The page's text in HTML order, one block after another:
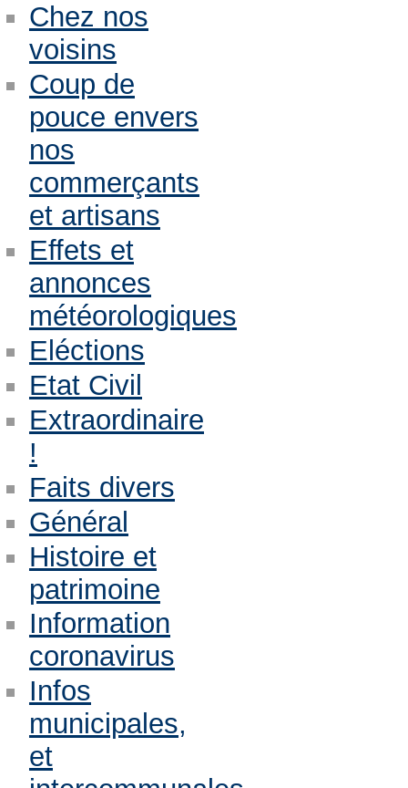
Chez nos
voisins
Coup de
pouce envers
nos
commerçants
et artisans
Effets et
annonces
météorologiques
Eléctions
Etat Civil
Extraordinaire
!
Faits divers
Général
Histoire et
patrimoine
Information
coronavirus
Infos
municipales,
et